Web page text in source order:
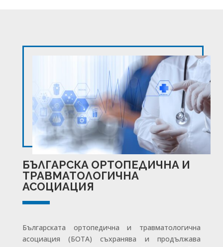
БЪЛГАРСКА ОРТОПЕДИЧНА И
ТРАВМАТОЛОГИЧНА
АСОЦИАЦИЯ
Българската ортопедична и травматологична
асоциация (БОТА) съхранява и продължава